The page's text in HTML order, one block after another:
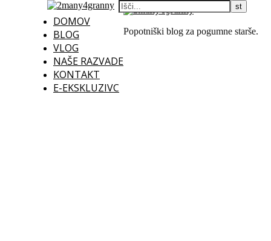
DOMOV
BLOG
VLOG
NAŠE RAZVADE
KONTAKT
E-EKSKLUZIVC
Popotniški blog za pogumne starše.